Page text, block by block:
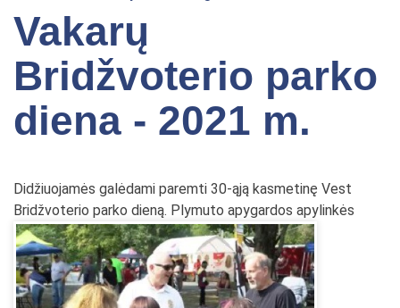
Vakarų
Bridžvoterio parko
diena - 2021 m.
Didžiuojamės galėdami paremti 30-ąją kasmetinę Vest
Bridžvoterio parko dieną. Plymuto apygardos apylinkės